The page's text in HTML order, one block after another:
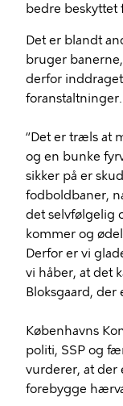
bedre beskyttet
Det er blandt
bruger
derfor
foranstaltninger.
“Det er træls at
og en bunke
sikker på er
fodboldbaner,
det selvfølgelig
kommer og
Derfor er vi
vi håber, at det
Bloksgaard, der
Københavns
politi, SSP og
vurderer, at der
forebygge